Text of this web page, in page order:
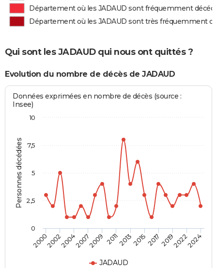
Département où les JADAUD sont fréquemment
Département où les JADAUD sont très fréquemment
Qui sont les JADAUD qui nous ont quittés ?
Evolution du nombre de décès de JADAUD
Personnes décédées
Données exprimées en nombre de décès (source :
Insee)
JADAUD
20002002200420072009 2011201320152017201920222024
0
10
2,5
5
7,5